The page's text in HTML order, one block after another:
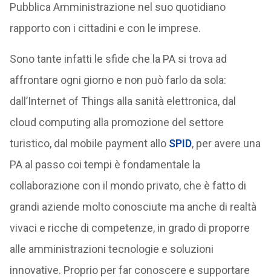
Pubblica Amministrazione nel suo quotidiano
rapporto con i cittadini e con le imprese.
Sono tante infatti le sfide che la PA si trova ad
affrontare ogni giorno e non può farlo da sola:
dall’Internet of Things alla sanità elettronica, dal
cloud computing alla promozione del settore
turistico, dal mobile payment allo SPID, per avere una
PA al passo coi tempi è fondamentale la
collaborazione con il mondo privato, che è fatto di
grandi aziende molto conosciute ma anche di realtà
vivaci e ricche di competenze, in grado di proporre
alle amministrazioni tecnologie e soluzioni
innovative. Proprio per far conoscere e supportare